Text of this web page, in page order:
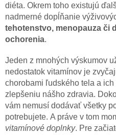
diéta. Okrem toho existujú
nadmerné dopĺňanie
tehotenstvo, menopauza či
ochorenia.
Jeden z mnohých výskumov
nedostatok vitamínov je
chorobami ľudského tela a
zlepšeniu nášho zdravia.
vám nemusí dodávať všetky
potrebujete. A práve v tom
vitamínové doplnky. Pre